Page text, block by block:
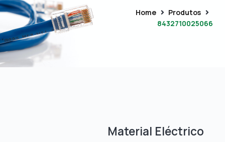
Home
Produtos
8432710025066
Material Eléctrico